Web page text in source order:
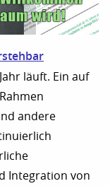
läuft. Ein auf
andere
Integration von